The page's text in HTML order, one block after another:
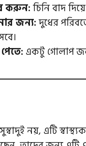
করুন:চিনি বাদ
জন্য:দুধের
একটু গোলাপ
নয়, এটি